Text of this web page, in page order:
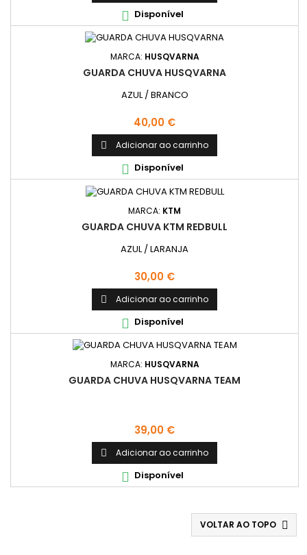
 Disponível
MARCA: HUSQVARNA
GUARDA CHUVA HUSQVARNA
AZUL / BRANCO
Preço
40,00 €
 Adicionar ao carrinho
 Disponível
MARCA: KTM
GUARDA CHUVA KTM REDBULL
AZUL / LARANJA
Preço
30,00 €
 Adicionar ao carrinho
 Disponível
MARCA: HUSQVARNA
GUARDA CHUVA HUSQVARNA TEAM
Preço
39,00 €
 Adicionar ao carrinho
 Disponível
VOLTAR AO TOPO 